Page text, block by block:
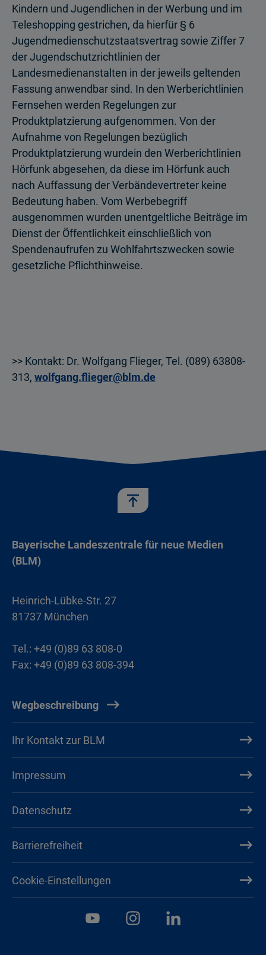
Kindern und Jugendlichen in der Werbung und im
Teleshopping gestrichen, da hierfür § 6
Jugendmedienschutzstaatsvertrag sowie Ziffer 7
der Jugendschutzrichtlinien der
Landesmedienanstalten in der jeweils geltenden
Fassung anwendbar sind. In den Werberichtlinien
Fernsehen werden Regelungen zur
Produktplatzierung aufgenommen. Von der
Aufnahme von Regelungen bezüglich
Produktplatzierung wurdein den Werberichtlinien
Hörfunk abgesehen, da diese im Hörfunk auch
nach Auffassung der Verbändevertreter keine
Bedeutung haben. Vom Werbebegriff
ausgenommen wurden unentgeltliche Beiträge im
Dienst der Öffentlichkeit einschließlich von
Spendenaufrufen zu Wohlfahrtszwecken sowie
gesetzliche Pflichthinweise.
>> Kontakt: Dr. Wolfgang Flieger, Tel. (089) 63808-
313, wolfgang.flieger@blm.de
Bayerische Landeszentrale für neue Medien
(BLM)
Heinrich-Lübke-Str. 27
81737 München
Tel.: +49 (0)89 63 808-0
Fax: +49 (0)89 63 808-394
Wegbeschreibung
Ihr Kontakt zur BLM
Impressum
Datenschutz
Barrierefreiheit
Cookie-Einstellungen